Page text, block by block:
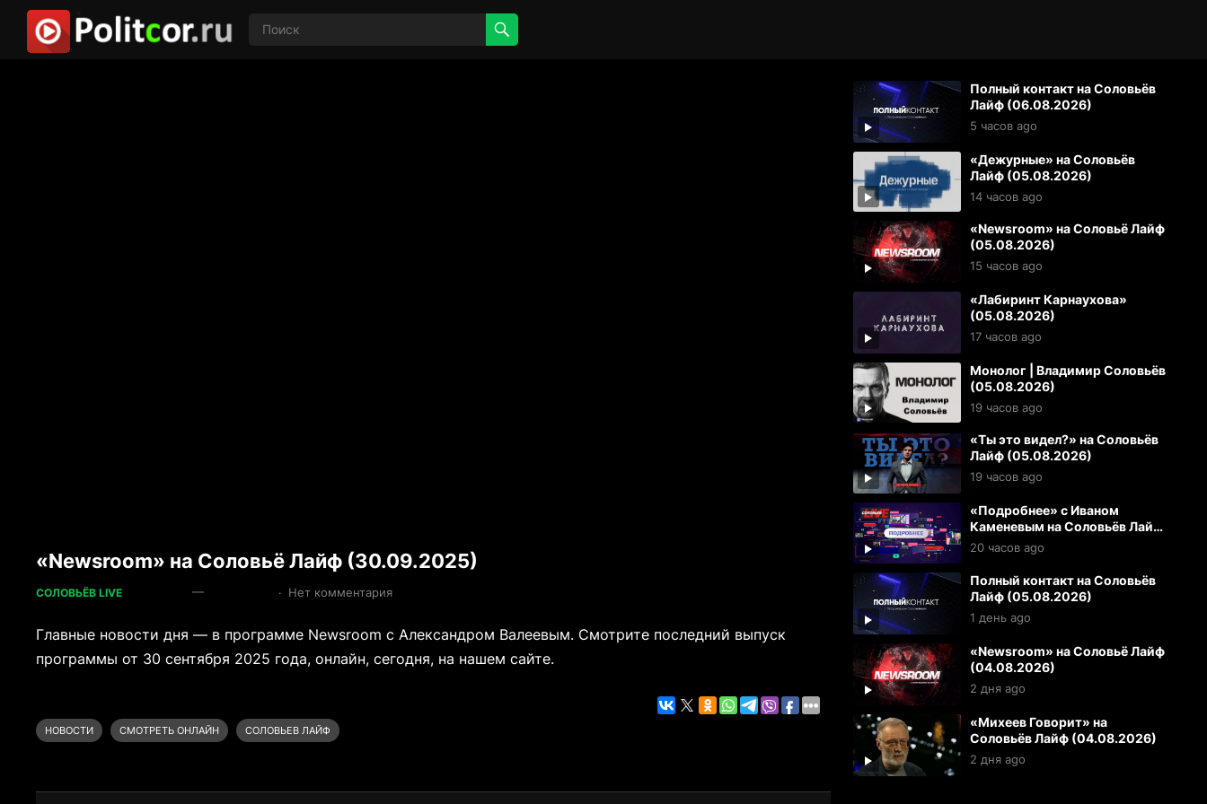
«Newsroom» на Соловьё Лайф (30.09.2025)
СОЛОВЬЁВ LIVE — · Нет комментария
Главные новости дня — в программе Newsroom с Александром Валеевым. Смотрите последний выпуск
программы от 30 сентября 2025 года, онлайн, сегодня, на нашем сайте.
НОВОСТИ СМОТРЕТЬ ОНЛАЙН СОЛОВЬЕВ ЛАЙФ
Полный контакт на Соловьёв
Лайф (06.08.2026)
5 часов ago
«Дежурные» на Соловьёв
Лайф (05.08.2026)
14 часов ago
«Newsroom» на Соловьё Лайф
(05.08.2026)
15 часов ago
«Лабиринт Карнаухова»
(05.08.2026)
17 часов ago
Монолог | Владимир Соловьёв
(05.08.2026)
19 часов ago
«Ты это видел?» на Соловьёв
Лайф (05.08.2026)
19 часов ago
«Подробнее» с Иваном
Каменевым на Соловьёв Лайф
(05.08.2026)
20 часов ago
Полный контакт на Соловьёв
Лайф (05.08.2026)
1 день ago
«Newsroom» на Соловьё Лайф
(04.08.2026)
2 дня ago
«Михеев Говорит» на
Соловьёв Лайф (04.08.2026)
2 дня ago